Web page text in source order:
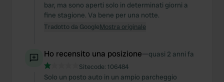
bar, ma sono aperti solo in determinati giorni a
fine stagione. Va bene per una notte.
Tradotto da GoogleMostra originale
Ho recensito una posizione—quasi 2 anni fa
Sitecode: 106484
Solo un posto auto in un ampio parcheggio